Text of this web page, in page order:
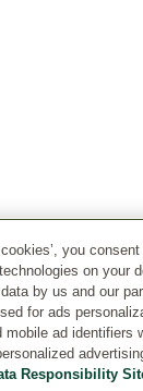
you
on your
by us and our
for ads
mobile ad identifiers
Responsibility